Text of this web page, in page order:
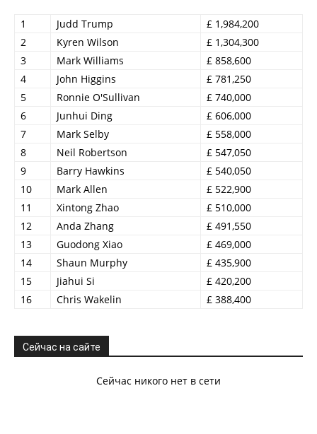
1 Judd Trump
£ 1,984,200
2
Kyren Wilson
£ 1,304,300
3
Mark Williams
£ 858,600
4
John Higgins
£ 781,250
5
Ronnie O'Sullivan
£ 740,000
6
Junhui Ding
£ 606,000
7
Mark Selby
£ 558,000
8
Neil Robertson
£ 547,050
9
Barry Hawkins
£ 540,050
10
Mark Allen
£ 522,900
11
Xintong Zhao
£ 510,000
12
Anda Zhang
£ 491,550
13
Guodong Xiao
£ 469,000
14
Shaun Murphy
£ 435,900
15
Jiahui Si
£ 420,200
16
Chris Wakelin £ 388,400
Сейчас на сайте
Сейчас никого нет в сети